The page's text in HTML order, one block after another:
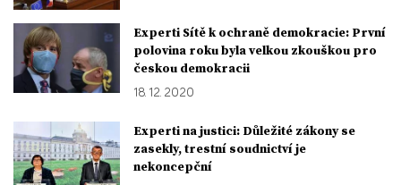
Experti Sítě k ochraně demokracie: První
polovina roku byla velkou zkouškou pro
českou demokracii
18. 12. 2020
Experti na justici: Důležité zákony se
zasekly, trestní soudnictví je
nekoncepční